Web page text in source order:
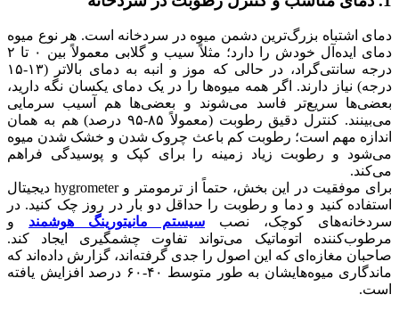
دمای اشتباه بزرگ‌ترین دشمن میوه در سردخانه است. هر نوع میوه
دمای ایده‌آل خودش را دارد؛ مثلاً سیب و گلابی معمولاً بین ۰ تا ۲
درجه سانتی‌گراد، در حالی که موز و انبه به دمای بالاتر (۱۳-۱۵
درجه) نیاز دارند. اگر همه میوه‌ها را در یک دمای یکسان نگه دارید،
بعضی‌ها سریع‌تر فاسد می‌شوند و بعضی‌ها هم آسیب سرمایی
می‌بینند. کنترل دقیق رطوبت (معمولاً ۸۵-۹۵ درصد) هم به همان
اندازه مهم است؛ رطوبت کم باعث چروک شدن و خشک شدن میوه
می‌شود و رطوبت زیاد زمینه را برای کپک و پوسیدگی فراهم
می‌کند.
برای موفقیت در این بخش، حتماً از ترمومتر و hygrometer دیجیتال
استفاده کنید و دما و رطوبت را حداقل دو بار در روز چک کنید. در
سردخانه‌های کوچک، نصب سیستم مانیتورینگ هوشمند و
مرطوب‌کننده اتوماتیک می‌تواند تفاوت چشمگیری ایجاد کند.
صاحبان مغازه‌ای که این اصول را جدی گرفته‌اند، گزارش داده‌اند که
ماندگاری میوه‌هایشان به طور متوسط ۴۰-۶۰ درصد افزایش یافته
است.